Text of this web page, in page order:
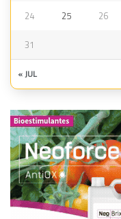
24 25 26
31
« JUL